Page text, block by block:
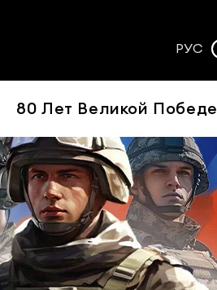
РУС
80 Лет Великой Победе